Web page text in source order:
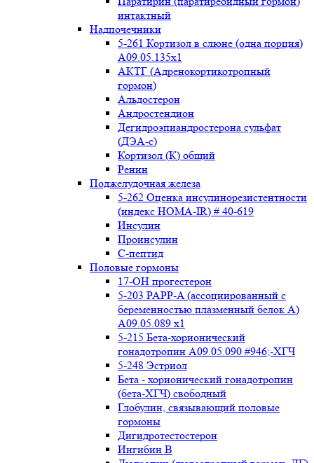
интактный
Надпочечники
5-261 Кортизол в слюне (одна порция)
A09.05.135x1
АКТГ (Адренокортикотропный
гормон)
Альдостерон
Андростендион
Дегидроэпиандростерона сульфат
(ДЭА-с)
Кортизол (К) общий
Ренин
Поджелудочная железа
5-262 Оценка инсулинорезистентности
(индекс HOMA-IR) # 40-619
Инсулин
Проинсулин
С-пептид
Половые гормоны
17-ОН прогестерон
5-203 PAPP-A (ассоциированный с
беременностью плазменный белок А)
А09.05.089 x1
5-215 Бета-хорионический
гонадотропин А09.05.090 #946;-ХГЧ
5-248 Эстриол
Бета - хорионический гонадотропин
(бета-ХГЧ) свободный
Глобулин, связывающий половые
гормоны
Дигидротестостерон
Ингибин В